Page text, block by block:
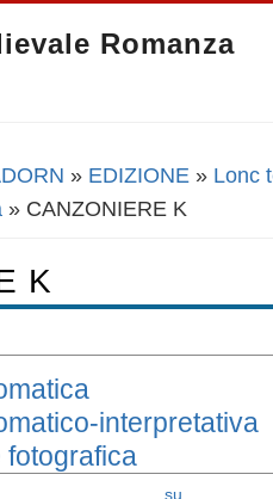
Romanza
» EDIZIONE » Lonc
» CANZONIERE K
K
interpretativa
fotografica
su